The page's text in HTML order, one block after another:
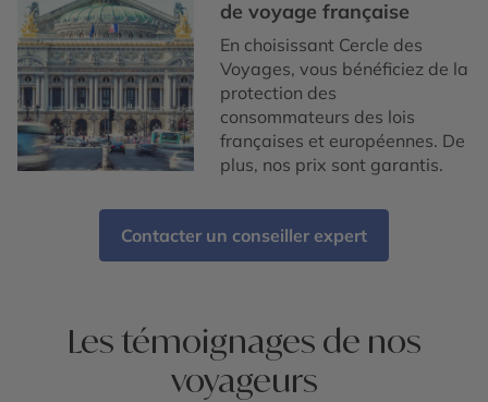
de voyage française
En choisissant Cercle des
Voyages, vous bénéficiez de la
protection des
consommateurs des lois
françaises et européennes. De
plus, nos prix sont garantis.
Contacter un conseiller expert
Les témoignages de nos
voyageurs